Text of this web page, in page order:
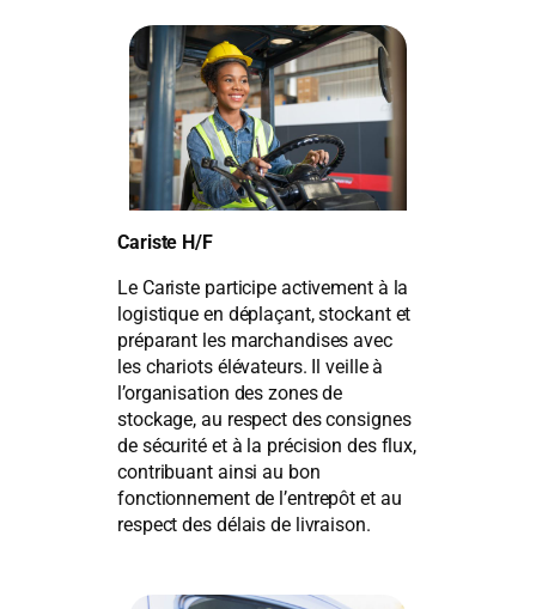
Cariste H/F
Le Cariste participe activement à la
logistique en déplaçant, stockant et
préparant les marchandises avec
les chariots élévateurs. Il veille à
l’organisation des zones de
stockage, au respect des consignes
de sécurité et à la précision des flux,
contribuant ainsi au bon
fonctionnement de l’entrepôt et au
respect des délais de livraison.